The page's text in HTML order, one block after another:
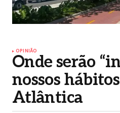
OPINIÃO
Onde serão
nossos
Atlântica